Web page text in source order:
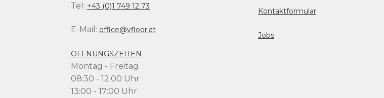
Tel: +43 (0)1 749 12 73
E-Mail: office@vfloor.at
ÖFFNUNGSZEITEN
Montag - Freitag
08:30 - 12:00 Uhr
13:00 - 17:00 Uhr
Kontaktformular
Jobs